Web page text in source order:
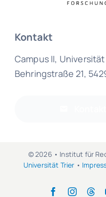
Kontakt
Campus II, Universität
Behringstraße 21,
© 2026 • Institut für
Universität Trier •